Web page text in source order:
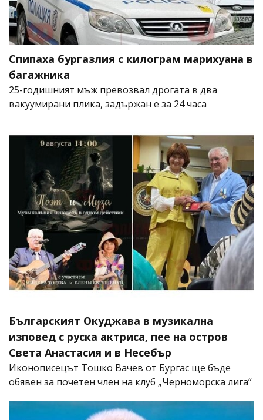
Спипаха бургазлия с килограм марихуана в
багажника
25-годишният мъж превозвал дрогата в два
вакуумирани плика, задържан е за 24 часа
Българският Окуджава в музикална
изповед с руска актриса, пее на остров
Света Анастасия и в Несебър
Иконописецът Тошко Вачев от Бургас ще бъде
обявен за почетен член на клуб „Черноморска лига“